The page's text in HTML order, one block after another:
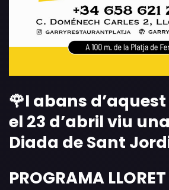
🌹I abans
el 23 d’abril viu
Diada de Sant
PROGRAMA LLORET